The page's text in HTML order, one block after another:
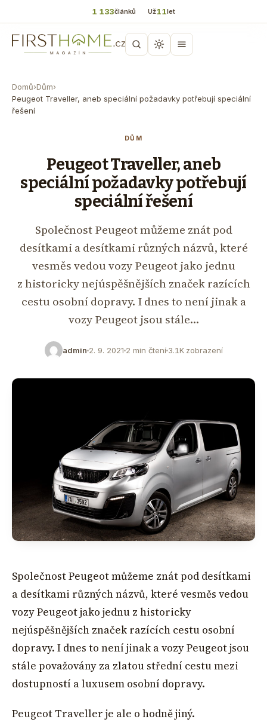
1 133článků Už11let
Domů›Dům›
Peugeot Traveller, aneb speciální požadavky potřebují speciální
řešení
DŮM
Peugeot Traveller, aneb
speciální požadavky potřebují
speciální řešení
Společnost Peugeot můžeme znát pod
desítkami a desítkami různých názvů, které
vesměs vedou vozy Peugeot jako jednu
z historicky nejúspěšnějších značek razících
cestu osobní dopravy. I dnes to není jinak a
vozy Peugeot jsou stále…
admin 2. 9. 2021 2 min čtení3.1K zobrazení
Společnost Peugeot můžeme znát pod desítkami
a desítkami různých názvů, které vesměs vedou
vozy Peugeot jako jednu z historicky
nejúspěšnějších značek razících cestu osobní
dopravy. I dnes to není jinak a vozy Peugeot jsou
stále považovány za zlatou střední cestu mezi
dostupností a luxusem osobní dopravy.
Peugeot Traveller je ale o hodně jiný.